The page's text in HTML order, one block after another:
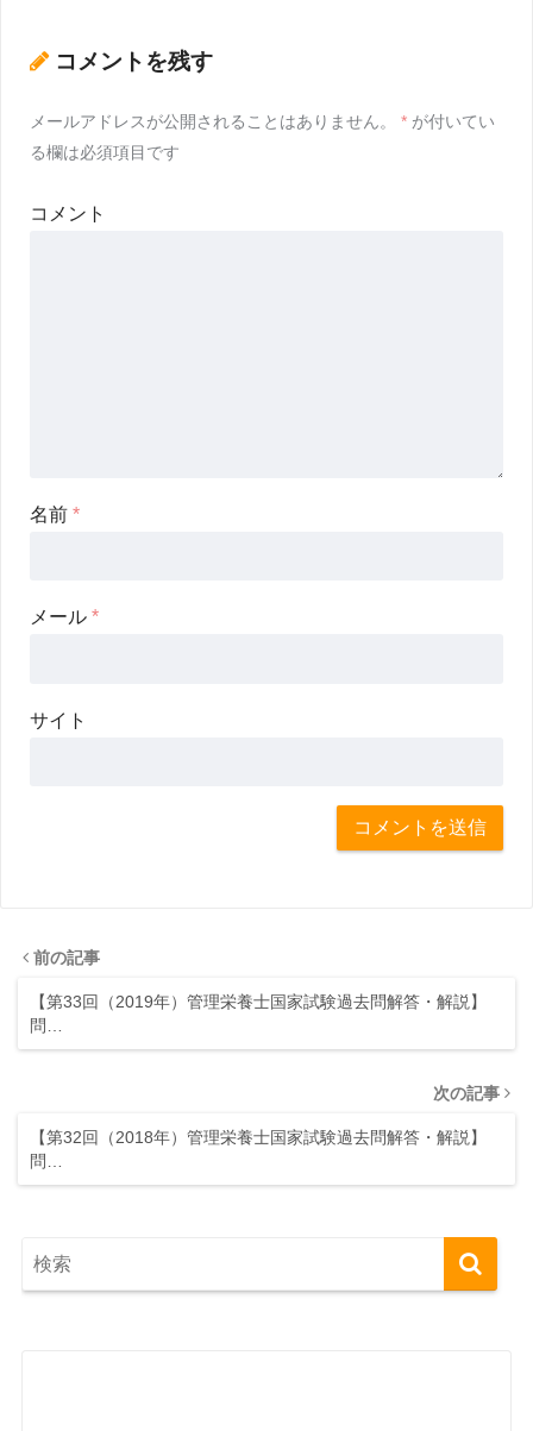
コメントを残す
メールアドレスが公開されることはありません。 * が付いてい
る欄は必須項目です
コメント
名前 *
メール *
サイト
前の記事
【第33回（2019年）管理栄養士国家試験過去問解答・解説】
問…
次の記事
【第32回（2018年）管理栄養士国家試験過去問解答・解説】
問…